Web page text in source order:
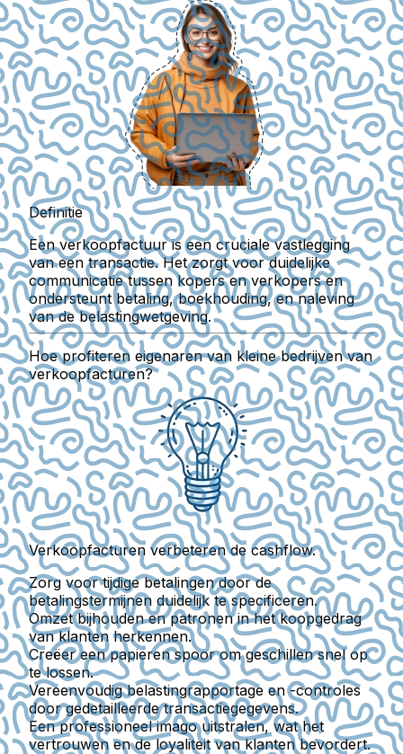
Definitie
Een verkoopfactuur is een cruciale vastlegging
van een transactie. Het zorgt voor duidelijke
communicatie tussen kopers en verkopers en
ondersteunt betaling, boekhouding, en naleving
van de belastingwetgeving.
Hoe profiteren eigenaren van kleine bedrijven van
verkoopfacturen?
Verkoopfacturen verbeteren de cashflow.
Zorg voor tijdige betalingen door de
betalingstermijnen duidelijk te specificeren.
Omzet bijhouden en patronen in het koopgedrag
van klanten herkennen.
Creëer een papieren spoor om geschillen snel op
te lossen.
Vereenvoudig belastingrapportage en -controles
door gedetailleerde transactiegegevens.
Een professioneel imago uitstralen, wat het
vertrouwen en de loyaliteit van klanten bevordert.